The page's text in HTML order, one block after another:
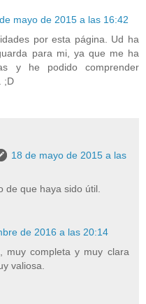
mayo de 2015 a las 16:42
por esta página. Ud ha
para mi, ya que me ha
y he podido comprender
;D
18 de mayo de 2015 a las
de que haya sido útil.
de 2016 a las 20:14
muy completa y muy clara
valiosa.